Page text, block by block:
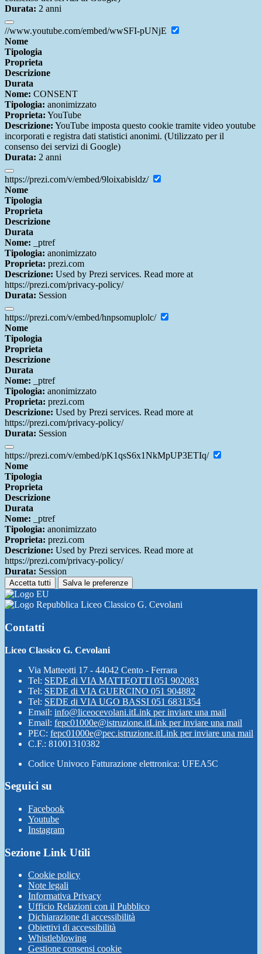
Durata: 2 anni
//www.youtube.com/embed/wwSFI-pUNjE
Nome
Tipologia
Proprieta
Descrizione
Durata
Nome: CONSENT
Tipologia: anonimizzato
Proprieta: YouTube
Descrizione: YouTube imposta questo cookie tramite video youtube
incorporati e registra dati statistici anonimi. (Utilizzato per il
consenso dei servizi di Google)
Durata: 2 anni
https://prezi.com/v/embed/9loixabisldz/
Nome
Tipologia
Proprieta
Descrizione
Durata
Nome: _ptref
Tipologia: anonimizzato
Proprieta: prezi.com
Descrizione: Used by Prezi services. Read more at
https://prezi.com/privacy-policy/
Durata: Session
https://prezi.com/v/embed/hnpsomuplolc/
Nome
Tipologia
Proprieta
Descrizione
Durata
Nome: _ptref
Tipologia: anonimizzato
Proprieta: prezi.com
Descrizione: Used by Prezi services. Read more at
https://prezi.com/privacy-policy/
Durata: Session
https://prezi.com/v/embed/pK1qsS6x1NkMpUP3ETIq/
Nome
Tipologia
Proprieta
Descrizione
Durata
Nome: _ptref
Tipologia: anonimizzato
Proprieta: prezi.com
Descrizione: Used by Prezi services. Read more at
https://prezi.com/privacy-policy/
Durata: Session
Accetta tutti Salva le preferenze
Liceo Classico G. Cevolani
Contatti
Liceo Classico G. Cevolani
Via Matteotti 17 - 44042 Cento - Ferrara
Tel: SEDE di VIA MATTEOTTI 051 902083
Tel: SEDE di VIA GUERCINO 051 904882
Tel: SEDE di VIA UGO BASSI 051 6831354
Email: info@liceocevolani.itLink per inviare una mail
Email: fepc01000e@istruzione.itLink per inviare una mail
PEC: fepc01000e@pec.istruzione.itLink per inviare una mail
C.F.: 81001310382
Codice Univoco Fatturazione elettronica: UFEA5C
Seguici su
Facebook
Youtube
Instagram
Sezione Link Utili
Cookie policy
Note legali
Informativa Privacy
Ufficio Relazioni con il Pubblico
Dichiarazione di accessibilità
Obiettivi di accessibilità
Whistleblowing
Gestione consensi cookie